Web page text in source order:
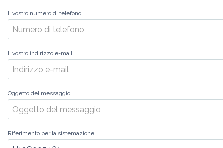
Il vostro numero di telefono
Il vostro indirizzo e-mail
Oggetto del messaggio
Riferimento per la sistemazione